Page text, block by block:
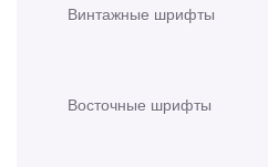
Винтажные шрифты
Восточные шрифты